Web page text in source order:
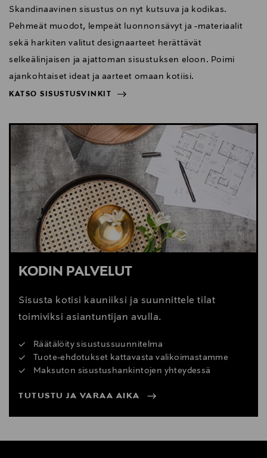
Skandinaavinen sisustus on nyt kutsuva ja kodikas.
Pehmeät muodot, lempeät luonnonsävyt ja -materiaalit
sekä harkiten valitut designaarteet herättävät
selkeälinjaisen ja ajattoman sisustuksen eloon. Poimi
ajankohtaiset ideat ja aarteet omaan kotiisi.
KATSO SISUSTUSVINKIT
KATSO SISUSTUSVINKIT
KODIN PALVELUT
Sisusta kotisi kauniiksi ja suunnittele tilat
toimiviksi asiantuntijan avulla.
Räätälöity sisustussuunnitelma
Tuote-ehdotukset kattavasta valikoimastamme
Maksuton sisustushankintojen yhteydessä
TUTUSTU JA VARAA AIKA